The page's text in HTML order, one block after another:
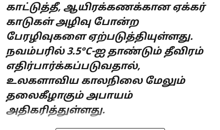
காட்டுத்தீ, ஆயிரக்கணக்கான ஏக்கர்
காடுகள் அழிவு போன்ற
பேரழிவுகளை ஏற்படுத்தியுள்ளது.
நவம்பரில் 3.5°C-ஐ தாண்டும் தீவிரம்
எதிர்பார்க்கப்படுவதால்,
உலகளாவிய காலநிலை மேலும்
தலைகீழாகும் அபாயம்
அதிகரித்துள்ளது.